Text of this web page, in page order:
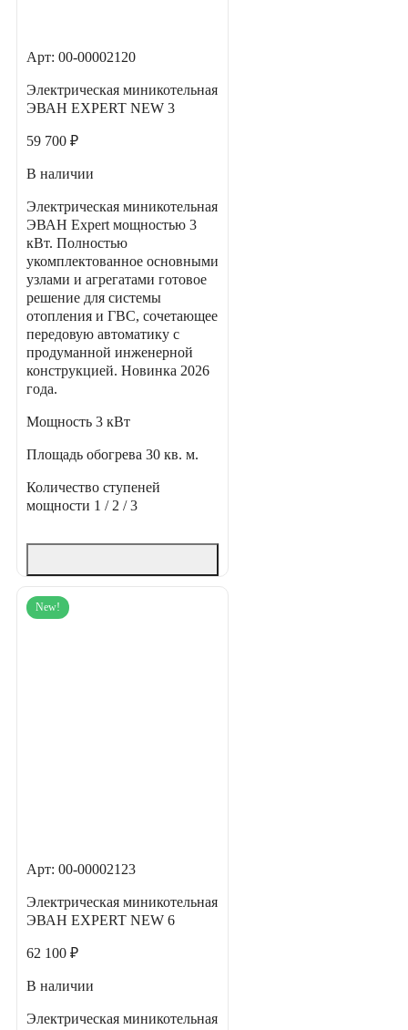
Арт: 00-00002120
Электрическая миникотельная
ЭВАН EXPERT NEW 3
59 700 ₽
В наличии
Электрическая миникотельная
ЭВАН Expert мощностью 3
кВт. Полностью
укомплектованное основными
узлами и агрегатами готовое
решение для системы
отопления и ГВС, сочетающее
передовую автоматику с
продуманной инженерной
конструкцией. Новинка 2026
года.
Мощность 3 кВт
Площадь обогрева 30 кв. м.
Количество ступеней
мощности 1 / 2 / 3
New!
Арт: 00-00002123
Электрическая миникотельная
ЭВАН EXPERT NEW 6
62 100 ₽
В наличии
Электрическая миникотельная